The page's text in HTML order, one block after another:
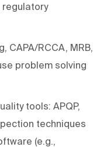
regulatory
CAPA/RCCA, MRB,
problem solving
tools: APQP,
techniques
(e.g.,